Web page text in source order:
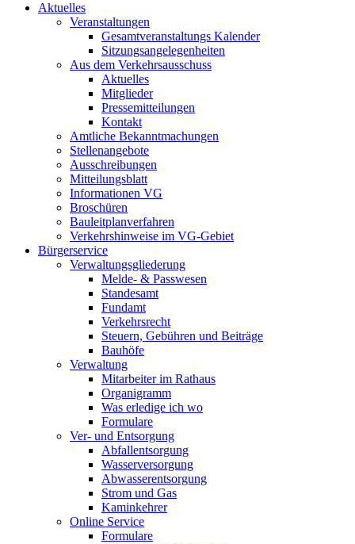
Aktuelles
Veranstaltungen
Gesamtveranstaltungs Kalender
Sitzungsangelegenheiten
Aus dem Verkehrsausschuss
Aktuelles
Mitglieder
Pressemitteilungen
Kontakt
Amtliche Bekanntmachungen
Stellenangebote
Ausschreibungen
Mitteilungsblatt
Informationen VG
Broschüren
Bauleitplanverfahren
Verkehrshinweise im VG-Gebiet
Bürgerservice
Verwaltungsgliederung
Melde- & Passwesen
Standesamt
Fundamt
Verkehrsrecht
Steuern, Gebühren und Beiträge
Bauhöfe
Verwaltung
Mitarbeiter im Rathaus
Organigramm
Was erledige ich wo
Formulare
Ver- und Entsorgung
Abfallentsorgung
Wasserversorgung
Abwasserentsorgung
Strom und Gas
Kaminkehrer
Online Service
Formulare